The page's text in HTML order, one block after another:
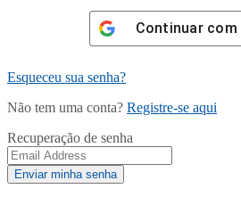
Continuar com
Esqueceu sua senha?
Não tem uma conta? Registre-se aqui
Recuperação de senha